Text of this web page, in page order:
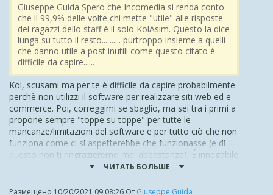
Giuseppe Guida Spero che Incomedia si renda conto
che il 99,9% delle volte chi mette "utile" alle risposte
dei ragazzi dello staff è il solo KolAsim. Questo la dice
lunga su tutto il resto... ...... purtroppo insieme a quelli
che danno utile a post inutili come questo citato è
difficile da capire......
Kol, scusami ma per te è difficile da capire probabilmente
perchè non utilizzi il software per realizzare siti web ed e-
commerce. Poi, correggimi se sbaglio, ma sei tra i primi a
propone sempre "toppe su toppe" per tutte le
mancanze/limitazioni del software e per tutto ciò che non
funziona come ci si aspetterebbe che funzionasse (e di
questo non ti ringrazieremo mai abbastanza). É innegabile
che Website X5 è un software che ha bisogno, su quasi
che normalmente dovrebbe fare di suo (tutte le decine e
ЧИТАТЬ БОЛЬШЕ
Размещено 10/20/2021 09:08:26 От Giuseppe Guida